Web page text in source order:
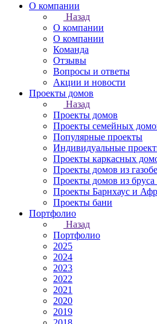
О компании
Назад
О компании
О компании
Команда
Отзывы
Вопросы и ответы
Акции и новости
Проекты домов
Назад
Проекты домов
Проекты семейных
Популярные проекты
Индивидуальные
Проекты каркасных
Проекты домов из
Проекты домов из бруса
Проекты Барнхаус и
Проекты бани
Портфолио
Назад
Портфолио
2025
2024
2023
2022
2021
2020
2019